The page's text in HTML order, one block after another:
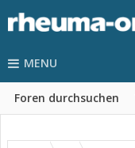
MENU
Foren durchsuchen